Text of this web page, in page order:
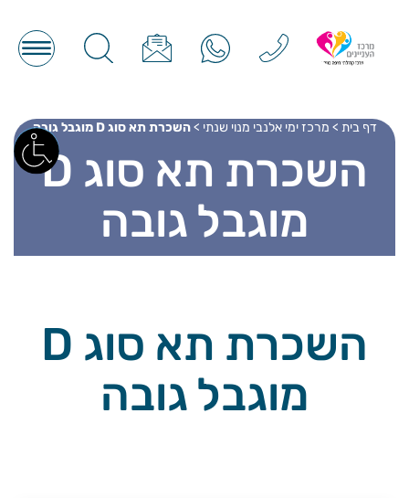
דף בית > מרכז ימי אלנבי מנוי שנתי > השכרת תא סוג D מוגבל גובה
השכרת תא סוג D
מוגבל גובה
השכרת תא סוג D
מוגבל גובה